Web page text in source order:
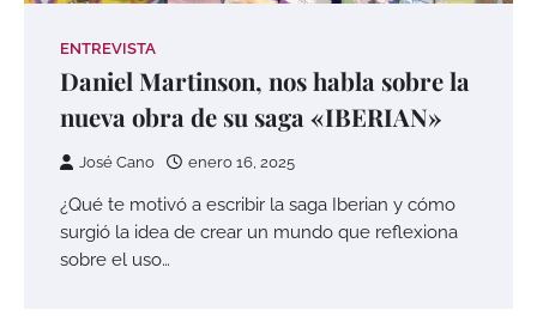
ENTREVISTA
Daniel Martinson, nos habla sobre la
nueva obra de su saga «IBERIAN»
José Cano enero 16, 2025
¿Qué te motivó a escribir la saga Iberian y cómo
surgió la idea de crear un mundo que reflexiona
sobre el uso…